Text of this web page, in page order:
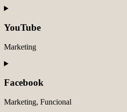
Consent
service
maps
YouTube
Marketing
Consent
service
Facebook
Marketing, Funcional